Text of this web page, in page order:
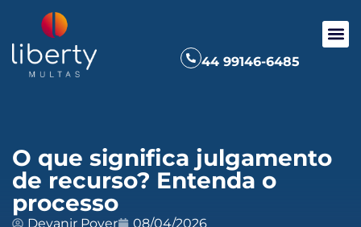
44 99146-6485
O que significa julgamento
de recurso? Entenda o
processo
Devanir Poyer 08/04/2026